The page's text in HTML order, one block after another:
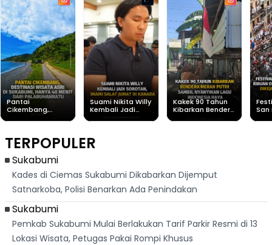
Pantai
Cikembang,
Dari
Palabuhanratu
Suami Nikita Willy
Kembali Jadi
Kakek 90 Tahun
Kibarkan Bendera
San
TERPOPULER
Sukabumi
Kades di Ciemas Sukabumi Dikabarkan Dijemput
Satnarkoba, Polisi Benarkan Ada Penindakan
Sukabumi
Pemkab Sukabumi Mulai Berlakukan Tarif Parkir Resmi di 13
Lokasi Wisata, Petugas Pakai Rompi Khusus